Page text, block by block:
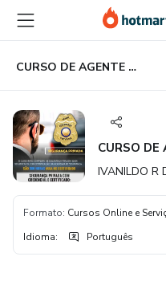
para
conteúdo
principal
para
pagamento
para
rodapé
CURSO DE AGENTE DE SEGURANÇA
CURSO DE
IVANILDO R
Formato: Cursos Online e
Idioma: Português